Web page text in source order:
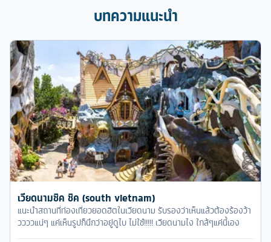
บทความแนะนำ
เวียดนามชิค ชิค (south vietnam)
แนะนำสถานที่ท่องเที่ยวยอดฮิตในเวียดนาม รับรองว่าเห็นแล้วต้องร้องว้า
ววววแน่ๆ แค่เห็นรูปก็นึกว่าอยู่ดูไบ ไม่ใช๋!!!!! เวียดนามไง ใกล้ๆแค่นี้เอง